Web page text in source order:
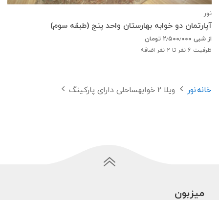
نور
آپارتمان دو خوابه بهارستان واحد پنج (طبقه سوم)
از شبی ۲٫۵۰۰٫۰۰۰ تومان
ظرفیت 6 نفر تا 2 نفر اضافه
خانهنور ویلا 2 خوابهساحلی دارای پارکینگ
میزبون